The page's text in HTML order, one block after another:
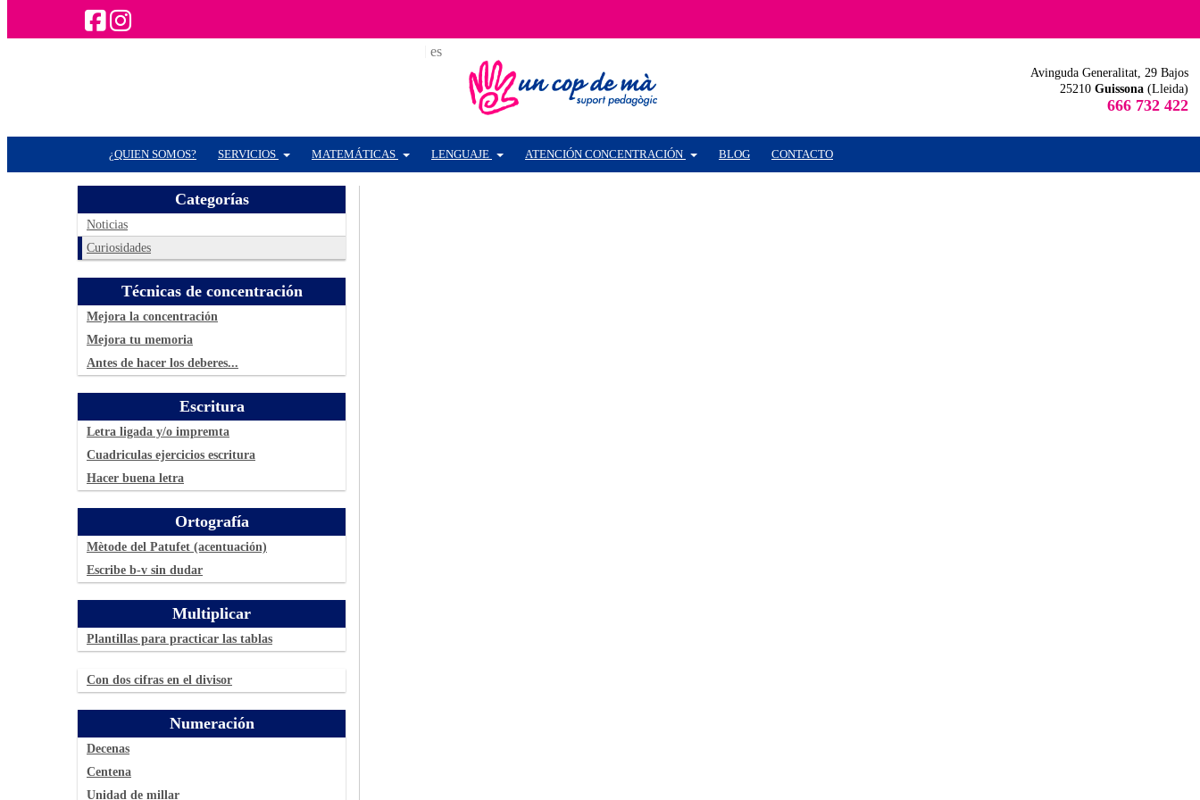
es
Avinguda Generalitat, 29 Bajos
25210 Guissona (Lleida)
666 732 422
¿QUIEN SOMOS? SERVICIOS MATEMÁTICAS LENGUAJE ATENCIÓN CONCENTRACIÓN BLOG CONTACTO
Categorías
Noticias
Curiosidades
Técnicas de concentración
Mejora la concentración
Mejora tu memoria
Antes de hacer los deberes...
Escritura
Letra ligada y/o impremta
Cuadriculas ejercicios escritura
Hacer buena letra
Ortografía
Mètode del Patufet (acentuación)
Escribe b-v sin dudar
Multiplicar
Plantillas para practicar las tablas
Con dos cifras en el divisor
Numeración
Decenas
Centena
Unidad de millar